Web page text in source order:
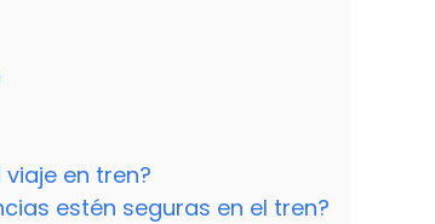
en tren?
estén seguras en el tren?